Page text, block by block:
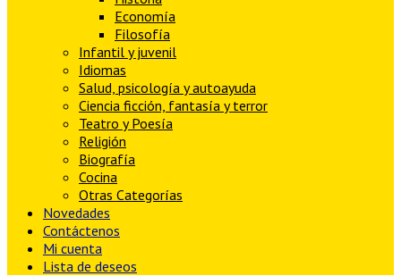
Economía
Filosofía
Infantil y juvenil
Idiomas
Salud, psicología y autoayuda
Ciencia ficción, fantasía y terror
Teatro y Poesía
Religión
Biografía
Cocina
Otras Categorías
Novedades
Contáctenos
Mi cuenta
Lista de deseos